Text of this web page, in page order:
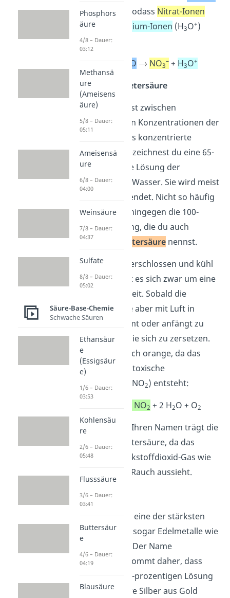
vollständig auf, sodass Nitrat-Ionen
(NO3
–) und Oxonium-Ionen (H3O+)
entstehen:
O NO3
–+ H3O+
Rauchende Salpetersäure
Du unterscheidest zwischen
unterschiedlichen Konzentrationen der
Als konzentrierte
Salpetersäure bezeichnest du eine 65-
bis 69-prozentige Lösung der
Salpetersäure in Wasser. Sie wird meist
in Laboren verwendet. Nicht so häufig
verwendet wird hingegen die 100-
prozentige Lösung, die du auch
rauchende Salpetersäure nennst.
Ist sie luftdicht verschlossen und kühl
gelagert, handelt es sich zwar um eine
farblose Flüssigkeit. Sobald die
rauchende Säure aber mit Luft in
Berührung kommt oder anfängt zu
sieden, beginnt sie sich zu zersetzen.
Dabei färbt sie sich orange, da das
rotbraune, stark toxische
Stickstoffdioxid
(NO2) entsteht:
4 NO2 + 2 H2O + O2
Schon gewusst?
Ihren Namen trägt die
rauchende Salpetersäure, da das
entstehende Stickstoffdioxid-Gas wie
orange-brauner Rauch aussieht.
Scheidewasser
Salpetersäure ist eine der stärksten
Säuren. Sie kann sogar Edelmetalle wie
Silber zersetzen. Der Name
Scheidewasser
kommt daher, dass
man mit einer 50-prozentigen Lösung
von Salpetersäure Silber aus Gold
Phosphors
äure
4/8 – Dauer:
03:12
Methansä
ure
(Ameisens
äure)
5/8 – Dauer:
05:11
Ameisensä
ure
6/8 – Dauer:
04:00
Weinsäure
7/8 – Dauer:
04:37
Sulfate
8/8 – Dauer:
05:02
Säure-Base-Chemie
Schwache Säuren
Ethansäur
e
(Essigsäur
e)
1/6 – Dauer:
03:53
Kohlensäu
re
2/6 – Dauer:
05:48
Flusssäure
3/6 – Dauer:
03:41
Buttersäur
e
4/6 – Dauer:
04:19
Blausäure